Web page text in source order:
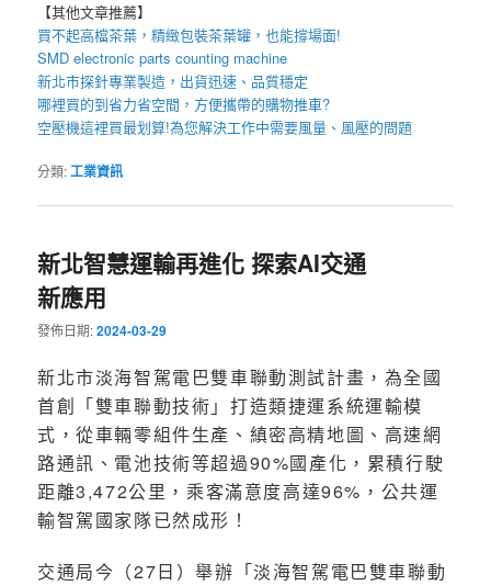
【其他文章推薦】
買不起高檔茶葉，精緻包裝茶葉罐 ，也能撐場面!
SMD electronic parts counting machine
新北市探針專業製造，出貨迅速、品質穩定
哪裡買的到省力省空間，方便攜帶的購物推車?
空壓機這裡買最划算!為您解決工作中需要風量、風壓的問題
分類:工業資訊
新北智慧運輸再進化 探索AI交通
新應用
發佈日期:2024-03-29
新北市淡海智駕電巴雙車聯動測試計畫，為全國
首創「雙車聯動技術」打造類捷運系統運輸模
式，從車輛零組件生產、縝密高精地圖、高速網
路通訊、電池技術等超過90%國產化，累積行駛
距離3,472公里，乘客滿意度高達96%，公共運
輸智駕國家隊已然成形！
交通局今（27日）舉辦「淡海智駕電巴雙車聯動